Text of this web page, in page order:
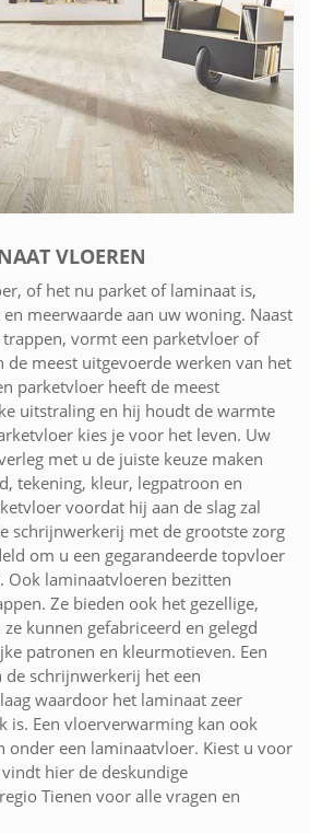
VLOEREN
of het nu parket of laminaat is,
meerwaarde aan uw woning. Naast
vormt een parketvloer of
de meest uitgevoerde werken van het
parketvloer heeft de meest
uitstraling en hij houdt de warmte
kies je voor het leven. Uw
met u de juiste keuze maken
tekening, kleur, legpatroon en
voordat hij aan de slag zal
schrijnwerkerij met de grootste zorg
om u een gegarandeerde topvloer
Ook laminaatvloeren bezitten
Ze bieden ook het gezellige,
kunnen gefabriceerd en gelegd
patronen en kleurmotieven. Een
schrijnwerkerij het een
waardoor het laminaat zeer
is. Een vloerverwarming kan ook
onder een laminaatvloer. Kiest u voor
hier de deskundige
Tienen voor alle vragen en